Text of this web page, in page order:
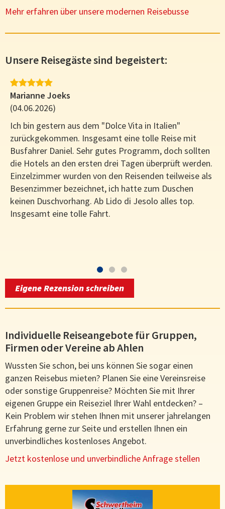
Mehr erfahren über unsere modernen Reisebusse
Unsere Reisegäste sind begeistert:
Marianne Joeks
(04.06.2026)
Ich bin gestern aus dem "Dolce Vita in Italien"
zurückgekommen. Insgesamt eine tolle Reise mit
Busfahrer Daniel. Sehr gutes Programm, doch sollten
die Hotels an den ersten drei Tagen überprüft werden.
Einzelzimmer wurden von den Reisenden teilweise als
Besenzimmer bezeichnet, ich hatte zum Duschen
keinen Duschvorhang. Ab Lido di Jesolo alles top.
Insgesamt eine tolle Fahrt.
Eigene Rezension schreiben
Individuelle Reiseangebote für Gruppen,
Firmen oder Vereine ab Ahlen
Wussten Sie schon, bei uns können Sie sogar einen
ganzen Reisebus mieten? Planen Sie eine Vereinsreise
oder sonstige Gruppenreise? Möchten Sie mit Ihrer
eigenen Gruppe ein Reiseziel Ihrer Wahl entdecken? –
Kein Problem wir stehen Ihnen mit unserer jahrelangen
Erfahrung gerne zur Seite und erstellen Ihnen ein
unverbindliches kostenloses Angebot.
Jetzt kostenlose und unverbindliche Anfrage stellen